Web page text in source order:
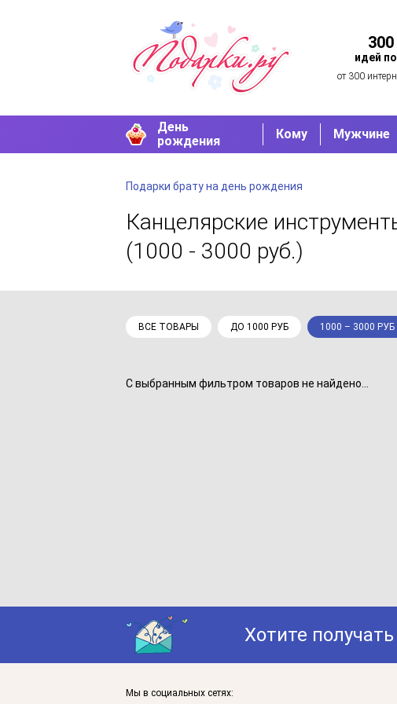
идей
от 300
День
рождения
Кому Мужчине
Подарки брату на день рождения
Канцелярские
(1000 - 3000 руб.)
ВСЕ ТОВАРЫ ДО 1000 РУБ 1000 – 3000 РУБ
С выбранным фильтром товаров не найдено...
Хотите получать
Мы в социальных сетях: